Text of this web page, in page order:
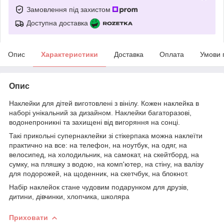
Замовлення під захистом
Доступна доставка
Опис Характеристики Доставка Оплата Умови
Опис
Наклейки для дітей виготовлені з вінілу. Кожен наклейка в
наборі унікальний за дизайном. Наклейки багаторазові,
водонепроникні та захищені від вигоряння на сонці.
Такі прикольні супернаклейки зі стікерпака можна наклеїти
практично на все: на телефон, на ноутбук, на одяг, на
велосипед, на холодильник, на самокат, на скейтборд, на
сумку, на пляшку з водою, на комп'ютер, на стіну, на валізу
для подорожей, на щоденник, на скетчбук, на блокнот.
Набір наклейок стане чудовим подарунком для друзів,
дитини, дівчинки, хлопчика, школяра
Приховати